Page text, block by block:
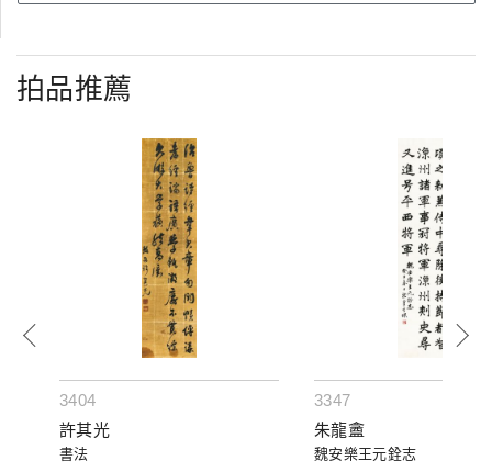
拍品推薦
3404
許其光
書法
3347
朱龍盦
魏安樂王元銓志